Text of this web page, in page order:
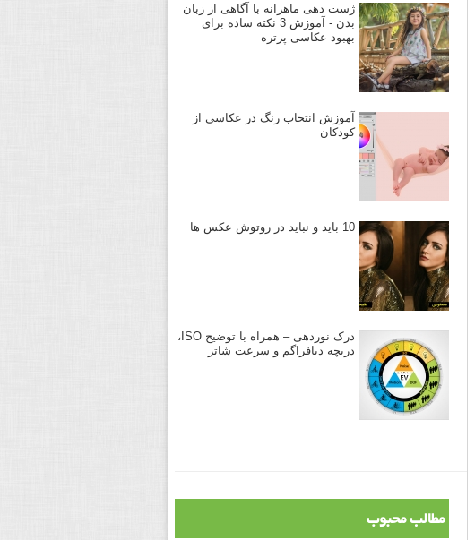
ژست دهی ماهرانه با آگاهی از زبان
بدن - آموزش 3 نکته ساده برای
بهبود عکاسی پرتره
آموزش انتخاب رنگ در عکاسی از
کودکان
10 باید و نباید در روتوش عکس ها
درک نوردهی – همراه با توضیح ISO،
دریچه دیافراگم و سرعت شاتر
مطالب محبوب